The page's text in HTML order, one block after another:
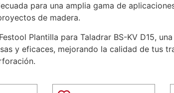
para una amplia gama de
de madera.
Plantilla para Taladrar BS-KV D15,
y eficaces, mejorando la calidad de tus